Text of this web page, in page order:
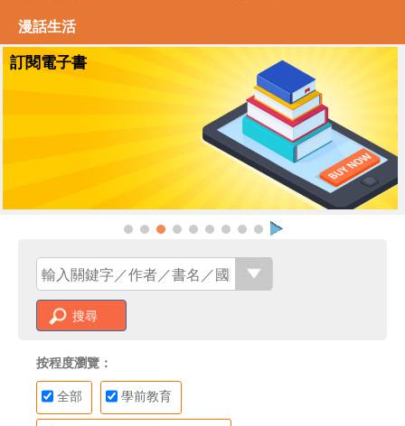
漫話生活
訂閱電子書
搜尋
按程度瀏覽：
全部 學前教育